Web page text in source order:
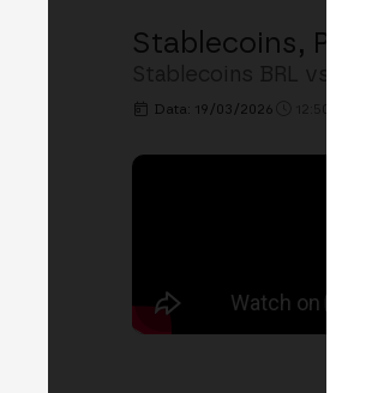
Stablecoins,
Data: 19/03/2026